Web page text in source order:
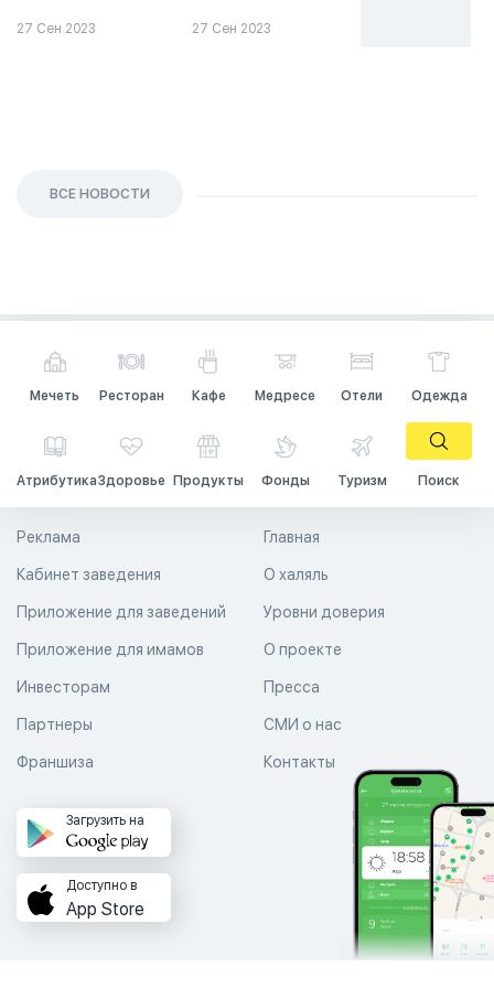
27 Сен 2023 27 Сен 2023
ВСЕ НОВОСТИ
Мечеть Ресторан Кафе Медресе Отели Одежда
АтрибутикаЗдоровье Продукты Фонды Туризм Поиск
Главная
О халяль
Уровни доверия
Реклама
Кабинет заведения
Приложение для заведений
Приложение для имамов О проекте
Пресса
СМИ о нас
Контакты
Инвесторам
Партнеры
Франшиза
Загрузить на
Доступно в
App Store